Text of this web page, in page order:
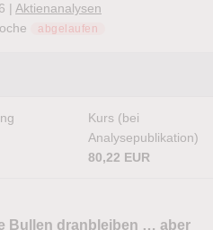
| Aktienanalysen
abgelaufen
Kurs (bei
Analysepublikation)
80,22 EUR
Bullen dranbleiben … aber